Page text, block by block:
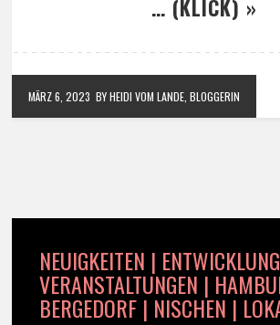
… (KLICK) »
MÄRZ 6, 2023 BY HEIDI VOM LANDE, BLOGGERIN
NEUIGKEITEN |
VERANSTALTUNGEN |
BERGEDORF | NISCHEN |